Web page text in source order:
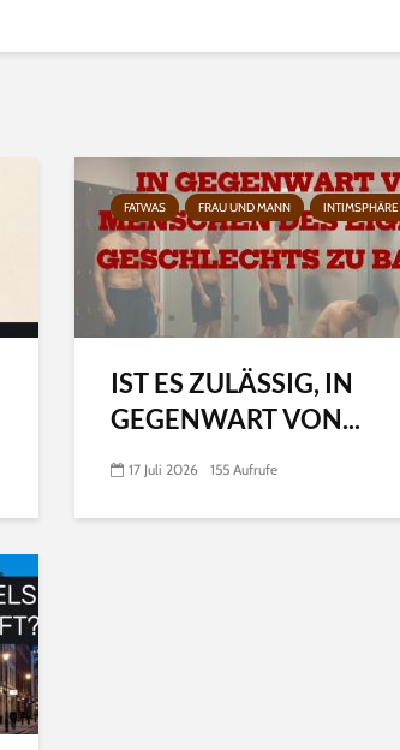
FATWAS FRAU UND MANN INTIMSPHÄRE
IST ES ZULÄSSIG, IN
GEGENWART VON...
17 Juli 2026 155 Aufrufe